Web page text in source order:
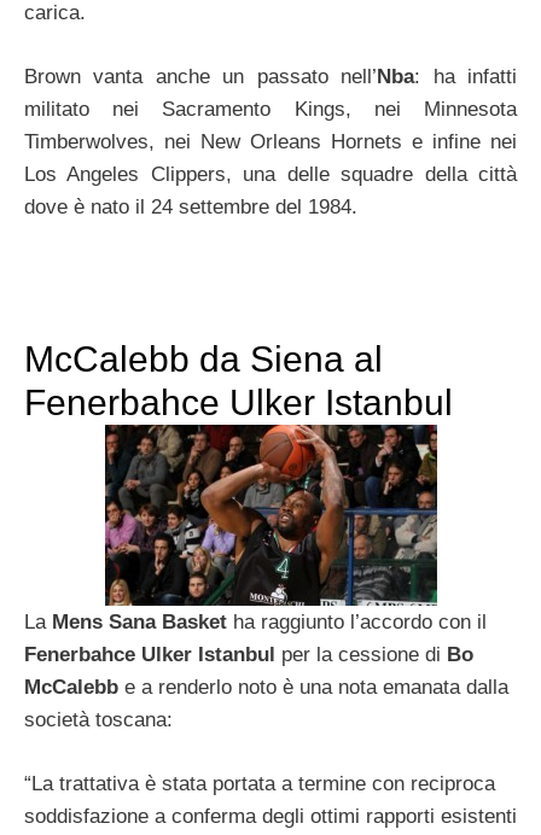
carica.
Brown vanta anche un passato nell’Nba: ha infatti
militato nei Sacramento Kings, nei Minnesota
Timberwolves, nei New Orleans Hornets e infine nei
Los Angeles Clippers, una delle squadre della città
dove è nato il 24 settembre del 1984.
McCalebb da Siena al
Fenerbahce Ulker Istanbul
La Mens Sana Basket ha raggiunto l’accordo con il
Fenerbahce Ulker Istanbul per la cessione di Bo
McCalebb e a renderlo noto è una nota emanata dalla
società toscana:
“La trattativa è stata portata a termine con reciproca
soddisfazione a conferma degli ottimi rapporti esistenti